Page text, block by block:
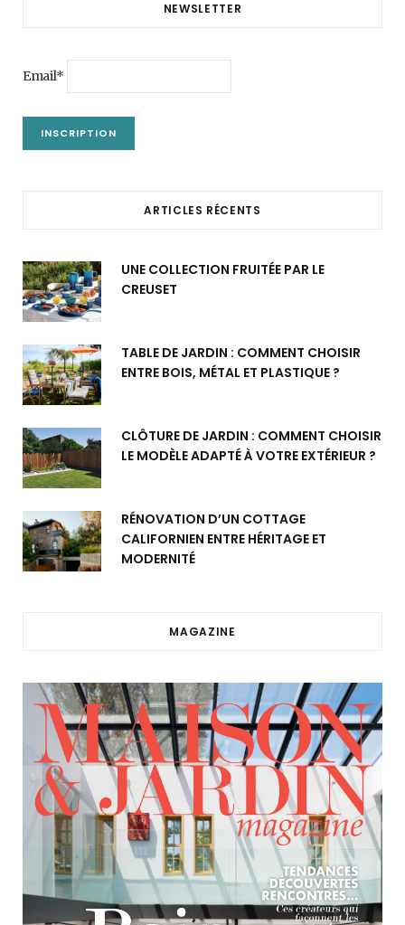
NEWSLETTER
Email*
ARTICLES RÉCENTS
UNE COLLECTION FRUITÉE PAR LE
CREUSET
TABLE DE JARDIN : COMMENT CHOISIR
ENTRE BOIS, MÉTAL ET PLASTIQUE ?
CLÔTURE DE JARDIN : COMMENT CHOISIR
LE MODÈLE ADAPTÉ À VOTRE EXTÉRIEUR ?
RÉNOVATION D’UN COTTAGE
CALIFORNIEN ENTRE HÉRITAGE ET
MODERNITÉ
MAGAZINE